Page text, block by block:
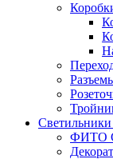
Светильники
ФИТО